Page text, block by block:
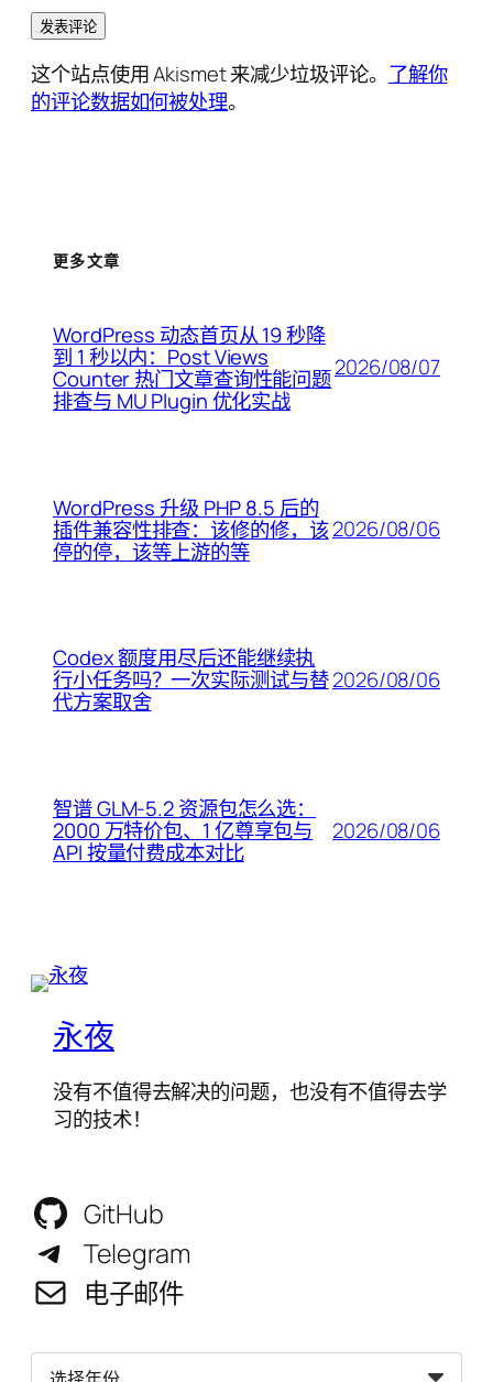
这个站点使用 Akismet 来减少垃圾评论。 了解你
的评论数据如何被处理。
更多文章
WordPress 动态首页从 19 秒降
到 1 秒以内：Post Views
Counter 热门文章查询性能问题
排查与 MU Plugin 优化实战
2026/08/07
WordPress 升级 PHP 8.5 后的
插件兼容性排查：该修的修，该
停的停，该等上游的等
2026/08/06
Codex 额度用尽后还能继续执
行小任务吗？一次实际测试与替
代方案取舍
2026/08/06
智谱 GLM-5.2 资源包怎么选：
2000 万特价包、1 亿尊享包与
API 按量付费成本对比
2026/08/06
永夜
没有不值得去解决的问题，也没有不值得去学
习的技术！
GitHub
Telegram
电子邮件
归